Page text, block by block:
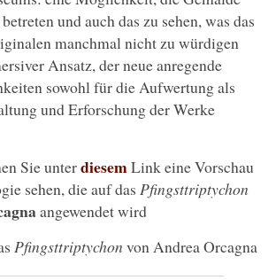
und auch das zu sehen, was das
manchmal nicht zu würdigen
Ansatz, der neue anregende
sowohl für die Aufwertung als
und Erforschung der Werke
Sie unterdiesemLink eine Vorschau
sehen, die auf das Pfingsttriptychon
angewendet wird
Pfingsttriptychon von Andrea Orcagna